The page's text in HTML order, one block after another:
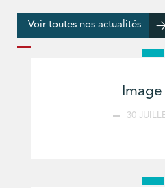
Voir toutes nos actualités
30